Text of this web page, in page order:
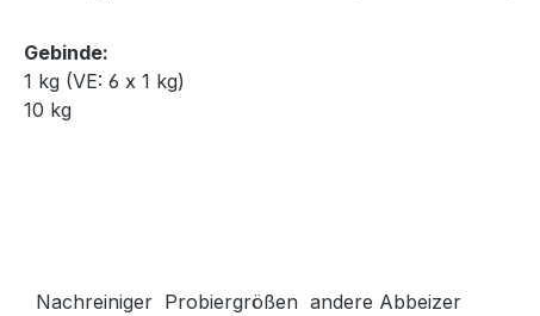
Gebinde:
1 kg (VE: 6 x 1 kg)
10 kg
Nachreiniger Probiergrößen andere Abbeizer